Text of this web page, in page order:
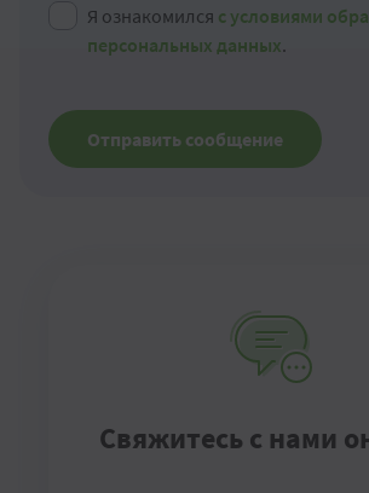
Я ознакомился с условиями
персональных данных.
Отправить сообщение
Свяжитесь с нами